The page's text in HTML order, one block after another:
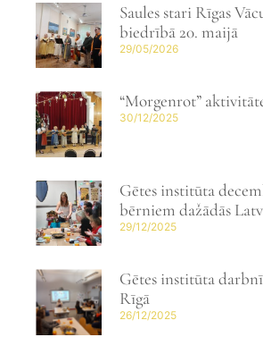
Saules stari Rīgas
biedrībā 20. maijā
29/05/2026
“Morgenrot”
30/12/2025
Gētes institūta
bērniem dažādās
29/12/2025
Gētes institūta
Rīgā
26/12/2025